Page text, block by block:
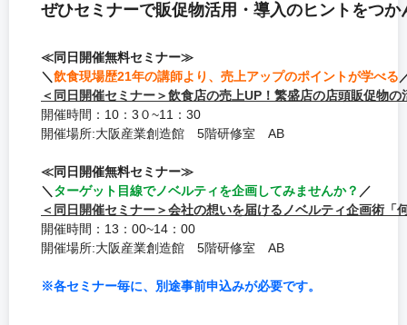
ぜひセミナーで販促物活用・導入のヒントをつ
≪同日開催無料セミナー≫
＼飲食現場歴21年の講師より、売上アップのポイントが学べる
＜同日開催セミナー＞飲食店の売上UP！繁盛店の店頭販促物の
開催時間：10：3０~11：30
開催場所:大阪産業創造館 5階研修室 AB
≪同日開催無料セミナー≫
＼ ターゲット目線でノベルティを企画してみませんか？ ／
＜同日開催セミナー＞会社の想いを届けるノベルティ企画術「
開催時間：13：00~14：00
開催場所:大阪産業創造館 5階研修室 AB
※各セミナー毎に、別途事前申込みが必要です。